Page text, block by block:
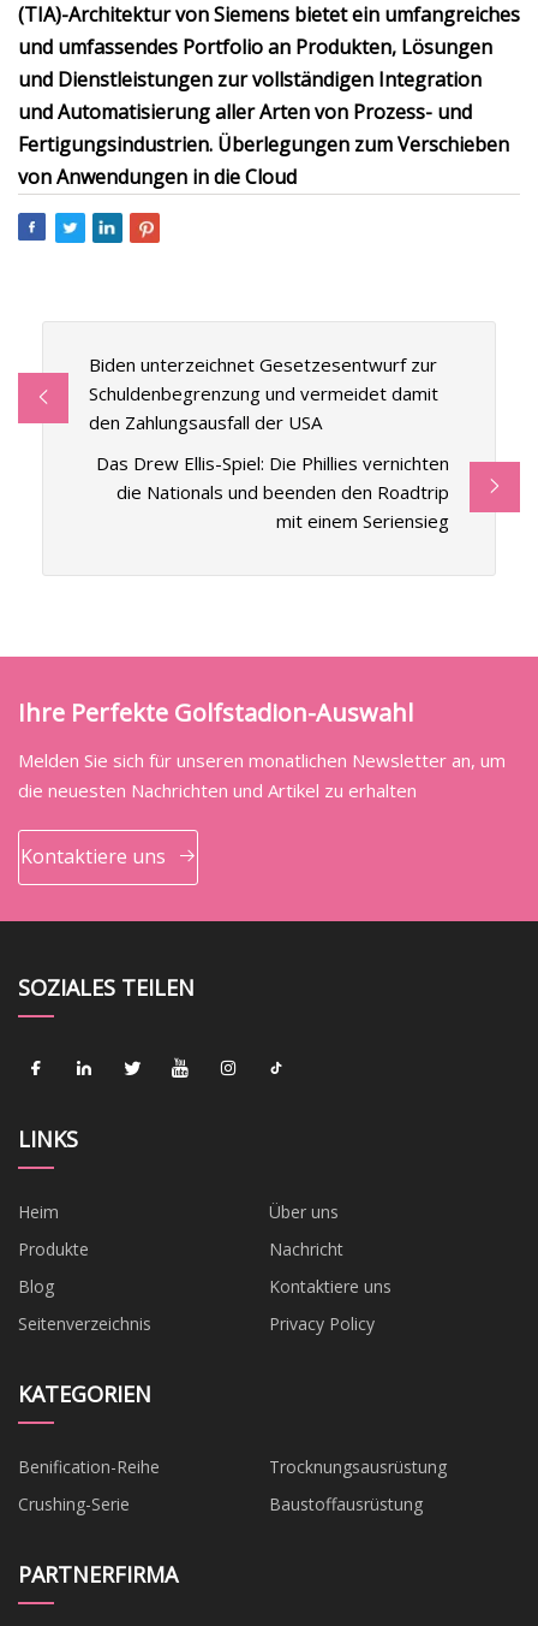
(TIA)-Architektur von Siemens bietet ein umfangreiches
und umfassendes Portfolio an Produkten, Lösungen
und Dienstleistungen zur vollständigen Integration
und Automatisierung aller Arten von Prozess- und
Fertigungsindustrien. Überlegungen zum Verschieben
von Anwendungen in die Cloud
Biden unterzeichnet Gesetzesentwurf zur
Schuldenbegrenzung und vermeidet damit
den Zahlungsausfall der USA
Das Drew Ellis-Spiel: Die Phillies vernichten
die Nationals und beenden den Roadtrip
mit einem Seriensieg
Ihre Perfekte Golfstadion-Auswahl
Melden Sie sich für unseren monatlichen Newsletter an, um
die neuesten Nachrichten und Artikel zu erhalten
Kontaktiere uns
SOZIALES TEILEN
LINKS
Heim
Über uns
Produkte
Nachricht
Blog
Kontaktiere uns
Seitenverzeichnis
Privacy Policy
KATEGORIEN
Benification-Reihe
Trocknungsausrüstung
Crushing-Serie
Baustoffausrüstung
PARTNERFIRMA